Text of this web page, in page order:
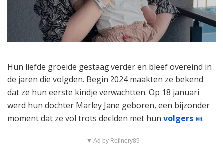
Hun liefde groeide gestaag verder en bleef overeind in
de jaren die volgden. Begin 2024 maakten ze bekend
dat ze hun eerste kindje verwachtten. Op 18 januari
werd hun dochter Marley Jane geboren, een bijzonder
moment dat ze vol trots deelden met hun volgers .
▼ Ad by Refinery89